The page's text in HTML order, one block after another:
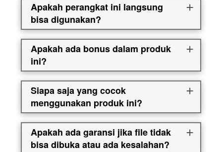
Apakah perangkat ini langsung
bisa digunakan?
Apakah ada bonus dalam produk
ini?
Siapa saja yang cocok
menggunakan produk ini?
Apakah ada garansi jika file tidak
bisa dibuka atau ada kesalahan?